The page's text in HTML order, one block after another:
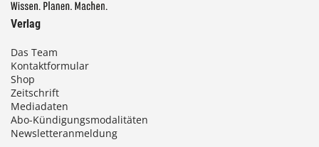
Verlag
Das Team
Kontaktformular
Shop
Zeitschrift
Mediadaten
Abo-Kündigungsmodalitäten
Newsletteranmeldung